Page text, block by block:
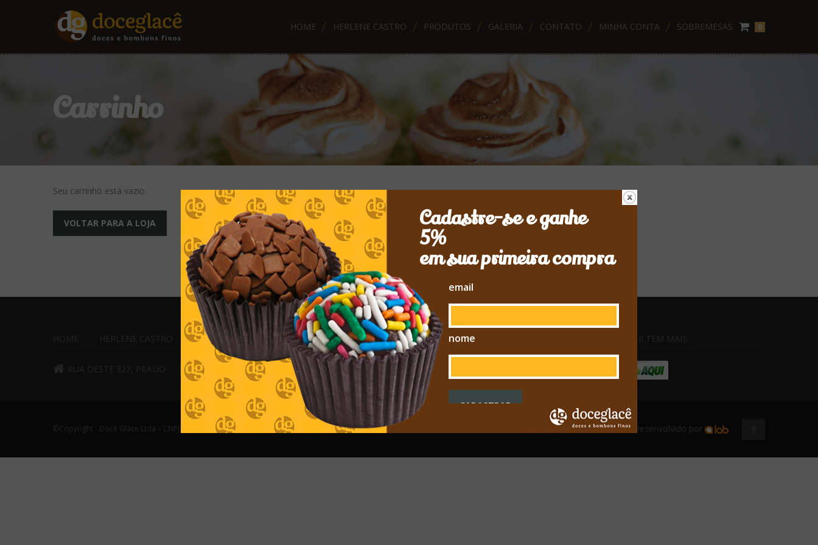
0
HOME HERLENE CASTRO PRODUTOS GALERIA CONTATO MINHA CONTA SOBREMESAS
Carrinho
Seu carrinho está vazio.
VOLTAR PARA A LOJA
HOME HERLENE CASTRO PRODUTOS GALERIA CONTATO
RUA OESTE 327, PRADO (31) 3464-4604 / (31) 99486-5403 euquero@doceglace.com.br
GOSTOU? AQUI TEM MAIS.
©Copyright - Docê Glace Ltda – CNPJ: 20.147.679/0001-53 Desenvolvido por
Cadastre-se e ganhe
5%
em sua primeira compra
email
nome